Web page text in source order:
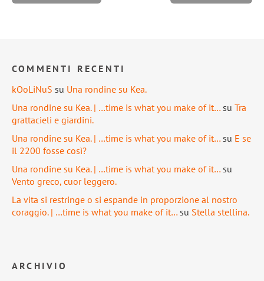
COMMENTI RECENTI
kOoLiNuS su Una rondine su Kea.
Una rondine su Kea. | …time is what you make of it… su Tra
grattacieli e giardini.
Una rondine su Kea. | …time is what you make of it… su E se
il 2200 fosse così?
Una rondine su Kea. | …time is what you make of it… su
Vento greco, cuor leggero.
La vita si restringe o si espande in proporzione al nostro
coraggio. | …time is what you make of it… su Stella stellina.
ARCHIVIO